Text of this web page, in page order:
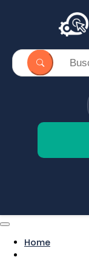
Home